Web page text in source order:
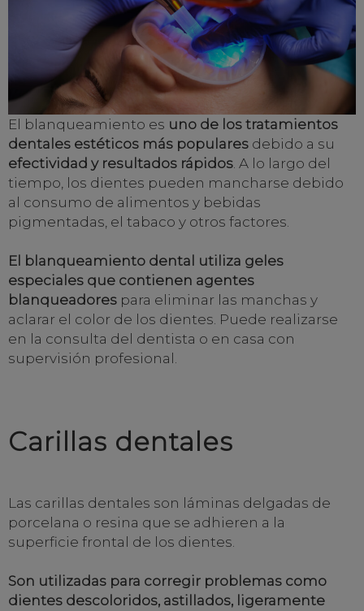
El blanqueamiento es uno de los tratamientos
dentales estéticos más populares debido a su
efectividad y resultados rápidos. A lo largo del
tiempo, los dientes pueden mancharse debido
al consumo de alimentos y bebidas
pigmentadas, el tabaco y otros factores.
El blanqueamiento dental utiliza geles
especiales que contienen agentes
blanqueadores para eliminar las manchas y
aclarar el color de los dientes. Puede realizarse
en la consulta del dentista o en casa con
supervisión profesional.
Carillas dentales
Las carillas dentales son láminas delgadas de
porcelana o resina que se adhieren a la
superficie frontal de los dientes.
Son utilizadas para corregir problemas como
dientes descoloridos, astillados, ligeramente